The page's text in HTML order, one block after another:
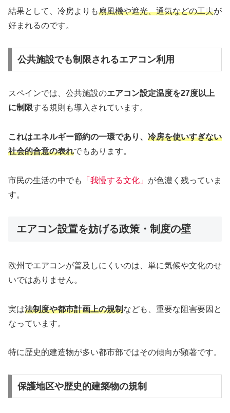
結果として、冷房よりも扇風機や遮光、通気などの工夫が
好まれるのです。
公共施設でも制限されるエアコン利用
スペインでは、公共施設のエアコン設定温度を27度以上
に制限する規則も導入されています。
これはエネルギー節約の一環であり、 冷房を使いすぎない
社会的合意の表れでもあります。
市民の生活の中でも 「我慢する文化」 が色濃く残っていま
す。
エアコン設置を妨げる政策・制度の壁
欧州でエアコンが普及しにくいのは、単に気候や文化のせ
いではありません。
実は法制度や都市計画上の規制なども、重要な阻害要因と
なっています。
特に歴史的建造物が多い都市部ではその傾向が顕著です。
保護地区や歴史的建築物の規制